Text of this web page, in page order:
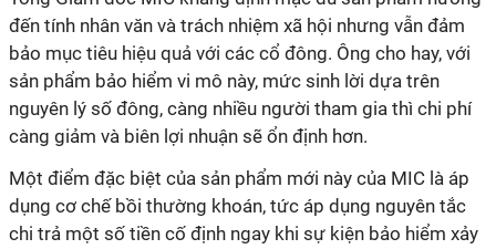
đến tính nhân văn và trách nhiệm xã hội nhưng vẫn đảm
bảo mục tiêu hiệu quả với các cổ đông. Ông cho hay, với
sản phẩm bảo hiểm vi mô này, mức sinh lời dựa trên
nguyên lý số đông, càng nhiều người tham gia thì chi phí
càng giảm và biên lợi nhuận sẽ ổn định hơn.
Một điểm đặc biệt của sản phẩm mới này của MIC là áp
dụng cơ chế bồi thường khoán, tức áp dụng nguyên tắc
chi trả một số tiền cố định ngay khi sự kiện bảo hiểm xảy